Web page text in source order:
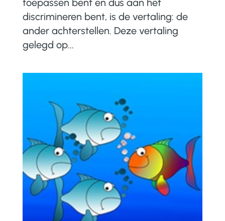
toepassen bent en dus aan het
discrimineren bent, is de vertaling: de
ander achterstellen. Deze vertaling
gelegd op...